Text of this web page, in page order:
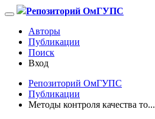
Репозиторий ОмГУПС
Авторы
Публикации
Поиск
Вход
Репозиторий ОмГУПС
Публикации
Методы контроля качества то...